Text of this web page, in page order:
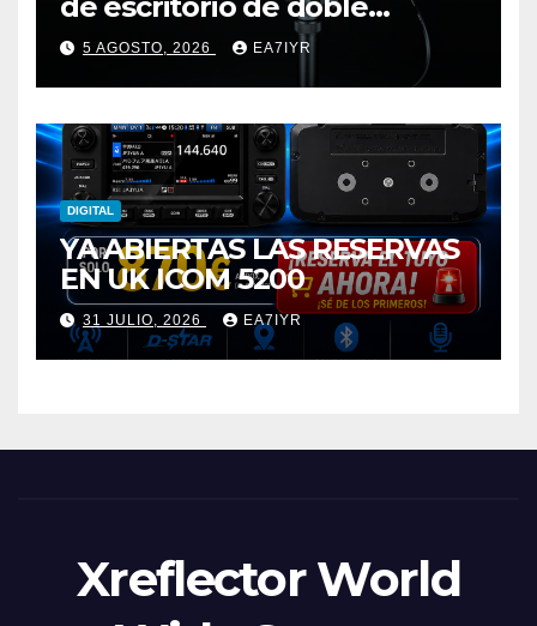
elemento premium
5 AGOSTO, 2026 EA7IYR
DIGITAL
YA ABIERTAS LAS RESERVAS
EN UK ICOM 5200
31 JULIO, 2026 EA7IYR
Xreflector World